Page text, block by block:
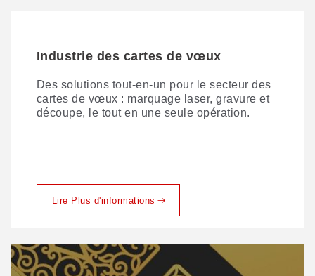
Industrie des cartes de vœux
Des solutions tout-en-un pour le secteur des
cartes de vœux : marquage laser, gravure et
découpe, le tout en une seule opération.
Lire Plus d'informations
Industrie de l'artisanat et des
Les acheteurs étant de plus en plus
demandeurs de personnalisation, une
Lire Plus d'informations